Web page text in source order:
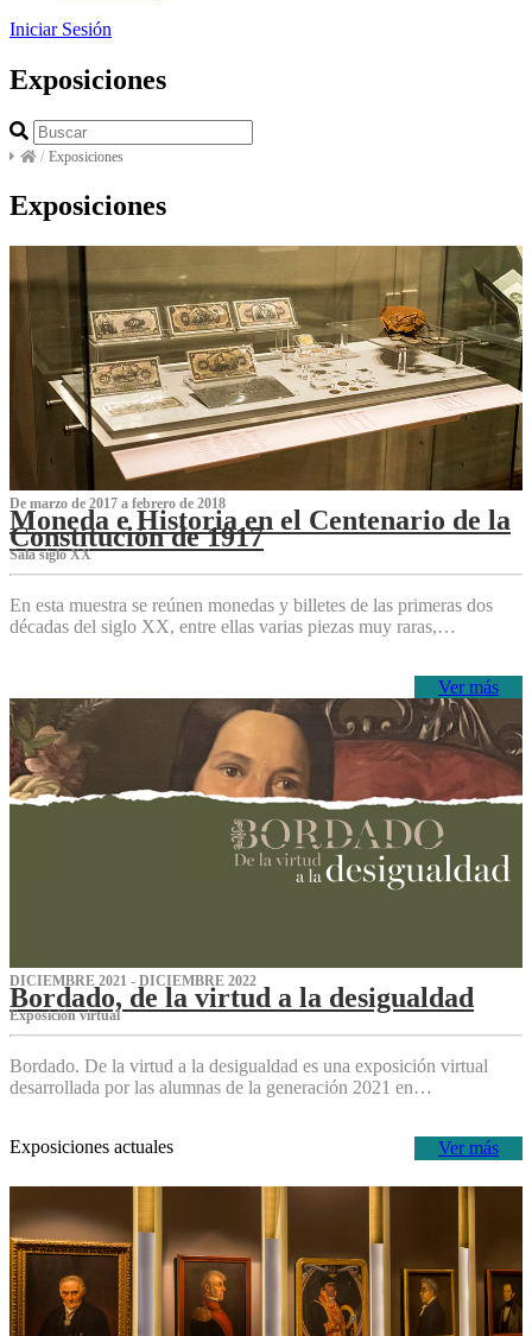
Iniciar Sesión
Exposiciones
/ Exposiciones
Exposiciones
De marzo de 2017 a febrero de 2018
Moneda e Historia en el Centenario de la
Constitución de 1917
Sala siglo XX
En esta muestra se reúnen monedas y billetes de las primeras dos
décadas del siglo XX, entre ellas varias piezas muy raras,…
Ver más
DICIEMBRE 2021 - DICIEMBRE 2022
Bordado, de la virtud a la desigualdad
Exposición virtual‌
Bordado. De la virtud a la desigualdad es una exposición virtual
desarrollada por las alumnas de la generación 2021 en…
Ver más
Exposiciones actuales